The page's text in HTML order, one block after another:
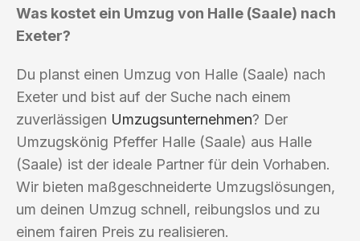
Was kostet ein Umzug von Halle (Saale) nach
Exeter?
Du planst einen Umzug von Halle (Saale) nach
Exeter und bist auf der Suche nach einem
zuverlässigen Umzugsunternehmen? Der
Umzugskönig Pfeffer Halle (Saale) aus Halle
(Saale) ist der ideale Partner für dein Vorhaben.
Wir bieten maßgeschneiderte Umzugslösungen,
um deinen Umzug schnell, reibungslos und zu
einem fairen Preis zu realisieren.